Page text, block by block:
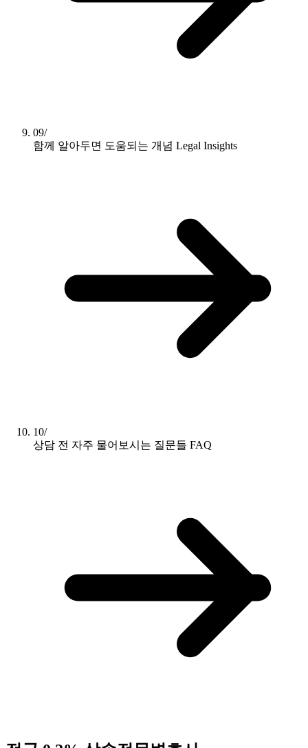
09/
함께 알아두면 도움되는 개념 Legal Insights
10/
상담 전 자주 물어보시는 질문들 FAQ